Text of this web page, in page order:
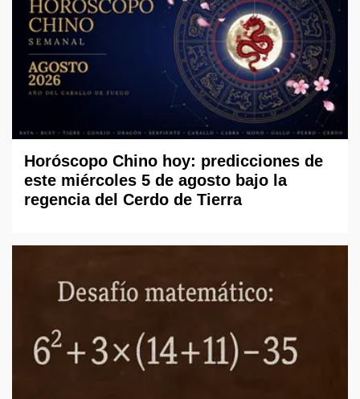
Horóscopo Chino hoy: predicciones de
este miércoles 5 de agosto bajo la
regencia del Cerdo de Tierra